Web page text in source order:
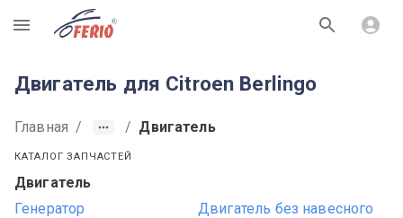
R
Двигатель для Citroen Berlingo
Главная / / Двигатель
КАТАЛОГ ЗАПЧАСТЕЙ
Двигатель
Генератор
Двигатель без навесного